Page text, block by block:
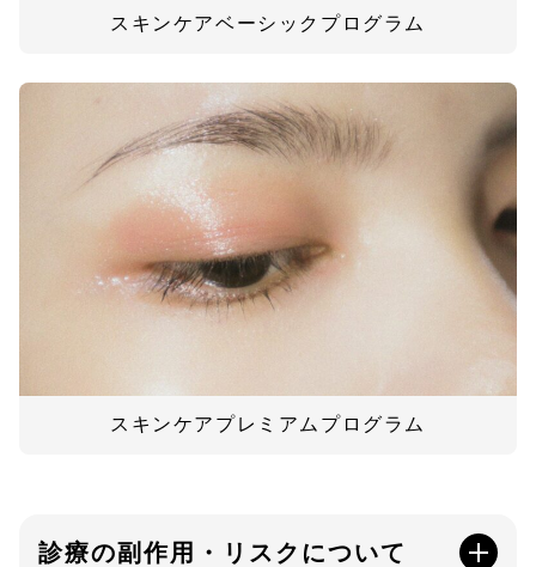
スキンケアベーシックプログラム
スキンケアプレミアムプログラム
診療の副作用・リスクについて